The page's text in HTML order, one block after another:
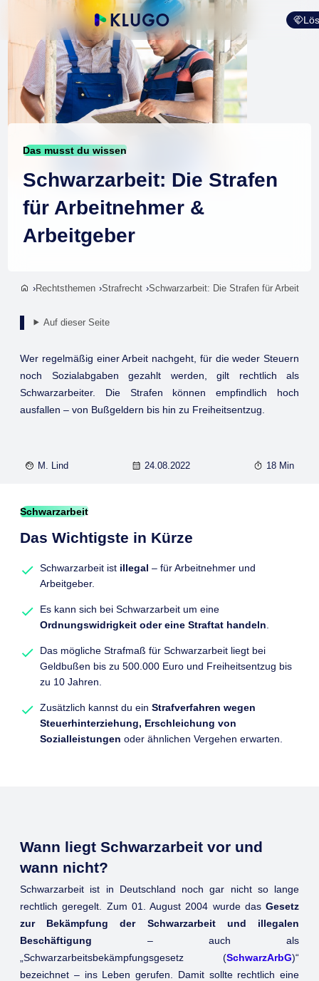
Das musst du wissen
Schwarzarbeit: Die Strafen
für Arbeitnehmer &
Arbeitgeber
Rechtsthemen Strafrecht Schwarzarbeit: Die Strafen für
Auf dieser Seite
Wer regelmäßig einer Arbeit nachgeht, für die weder Steuern
noch Sozialabgaben gezahlt werden, gilt rechtlich als
Schwarzarbeiter. Die Strafen können empfindlich hoch
ausfallen – von Bußgeldern bis hin zu Freiheitsentzug.
M. Lind 24.08.2022 18 Min
Schwarzarbeit
Das Wichtigste in Kürze
Schwarzarbeit ist illegal – für Arbeitnehmer und
Arbeitgeber.
Es kann sich bei Schwarzarbeit um eine
Ordnungswidrigkeit oder eine Straftat handeln.
Das mögliche Strafmaß für Schwarzarbeit liegt bei
Geldbußen bis zu 500.000 Euro und Freiheitsentzug bis
zu 10 Jahren.
Zusätzlich kannst du ein Strafverfahren wegen
Steuerhinterziehung, Erschleichung von
Sozialleistungen oder ähnlichen Vergehen erwarten.
Wann liegt Schwarzarbeit vor und
wann nicht?
Schwarzarbeit ist in Deutschland noch gar nicht so lange
rechtlich geregelt. Zum 01. August 2004 wurde das Gesetz
zur Bekämpfung der Schwarzarbeit und illegalen
Beschäftigung – auch als
„Schwarzarbeitsbekämpfungsgesetz (SchwarzArbG)“
bezeichnet – ins Leben gerufen. Damit sollte rechtlich eine